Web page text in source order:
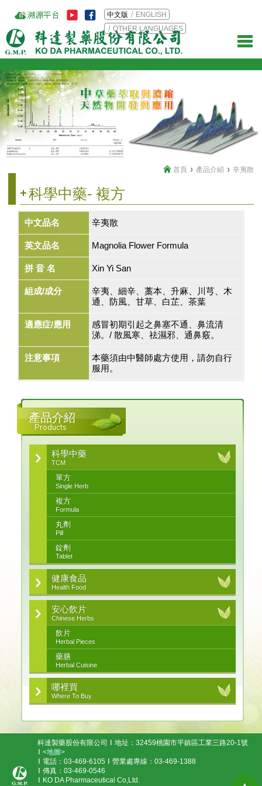
中文版
ENGLISH
OTHER LANGUAGES
科學中藥- 複方
首頁 產品介紹 辛夷散
中文品名 辛夷散
英文品名 Magnolia Flower Formula
拼 音 名 Xin Yi San
組成/成分
辛夷、細辛、藁本、升麻、川芎、木
通、防風、甘草、白芷、茶葉
適應症/應用
感冒初期引起之鼻塞不通、鼻流清
涕。/ 散風寒、祛濕邪、通鼻竅。
注意事項
本藥須由中醫師處方使用，請勿自行
服用。
產品介紹
Products
科學中藥
TCM
單方
Single Herb
複方
Formula
丸劑
Pill
錠劑
Tablet
健康食品
Health Food
安心飲片
Chinese Herbs
飲片
Herbal Pieces
藥膳
Herbal Cuisine
哪裡買
Where To Buy
科達製藥股份有限公司
地址：32459桃園市平鎮區工業三路20-1號
<地圖>
電話：03-469-6105
營業處專線：03-469-1388
傳真：03-469-0546
KO DA Pharmaceutical Co,Ltd.